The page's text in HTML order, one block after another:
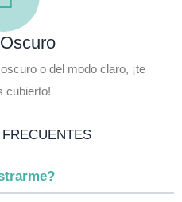
o del modo claro, ¡te
cubierto!